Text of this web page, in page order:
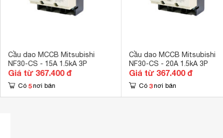
Cầu dao MCCB Mitsubishi
NF30-CS - 15A 1.5kA 3P
Giá từ 367.400 đ
Có 5 nơi bán
Cầu dao MCCB Mitsubishi
NF30-CS - 20A 1.5kA 3P
Giá từ 367.400 đ
Có 3 nơi bán